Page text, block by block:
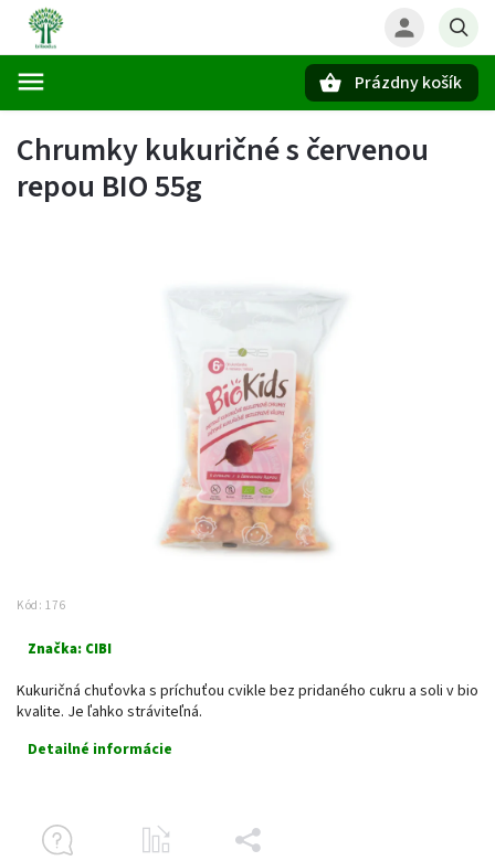
Prázdny košík
Chrumky kukuričné s červenou
repou BIO 55g
Kód: 176
Značka: CIBI
Kukuričná chuťovka s príchuťou cvikle bez pridaného cukru a soli v bio
kvalite. Je ľahko stráviteľná.
Detailné informácie